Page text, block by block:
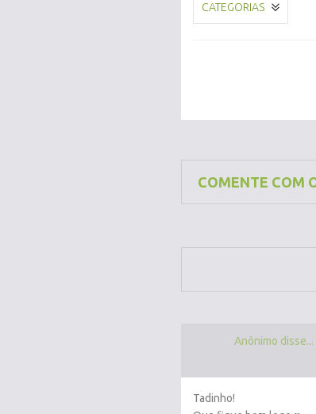
CATEGORIAS
COMENTE COM
Anônimo disse...
Tadinho!